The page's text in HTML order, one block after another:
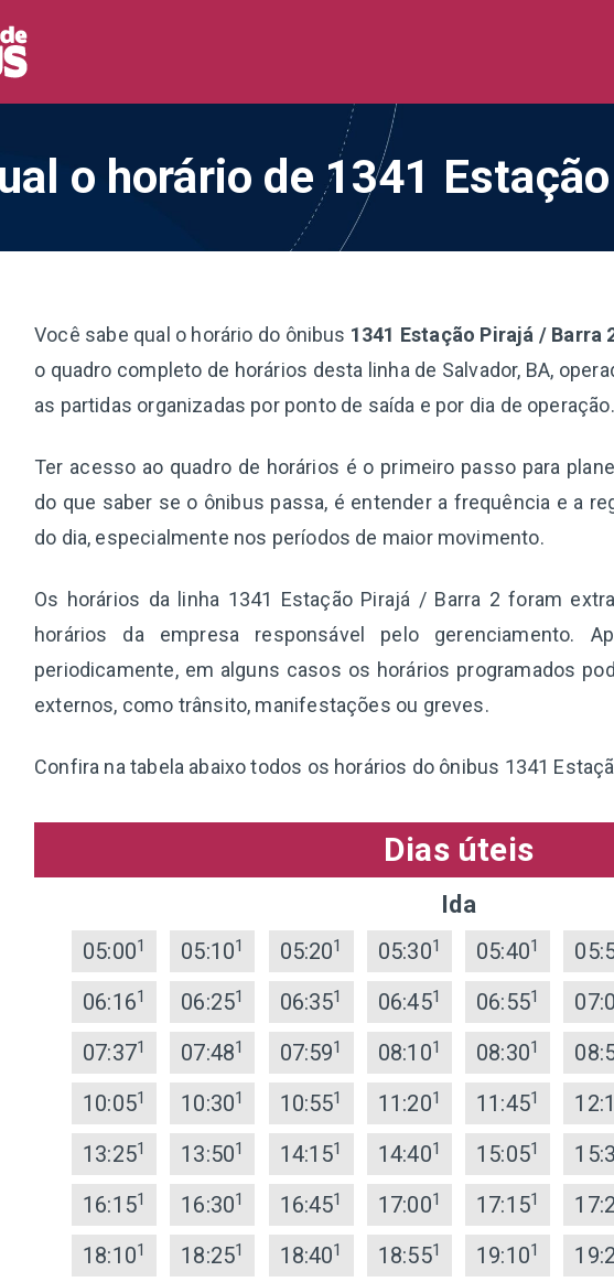
o horário de 1341
Você sabe qual o horário do ônibus 1341 Estação Pirajá / Barra
o quadro completo de horários desta linha de Salvador, BA,
as partidas organizadas por ponto de saída e por dia de operação.
Ter acesso ao quadro de horários é o primeiro passo para
do que saber se o ônibus passa, é entender a frequência e a
do dia, especialmente nos períodos de maior movimento.
Os horários da linha 1341 Estação Pirajá / Barra 2 foram
horários da empresa responsável pelo gerenciamento.
periodicamente, em alguns casos os horários programados
externos, como trânsito, manifestações ou greves.
Confira na tabela abaixo todos os horários do ônibus 1341
Dias úteis
Ida
05:001 05:101 05:201 05:301 05:401
06:161 06:251 06:351 06:451 06:551
07:371 07:481 07:591 08:101 08:301
10:051 10:301 10:551 11:201 11:451
13:251 13:501 14:151 14:401 15:051
16:151 16:301 16:451 17:001 17:151
18:101 18:251 18:401 18:551 19:101